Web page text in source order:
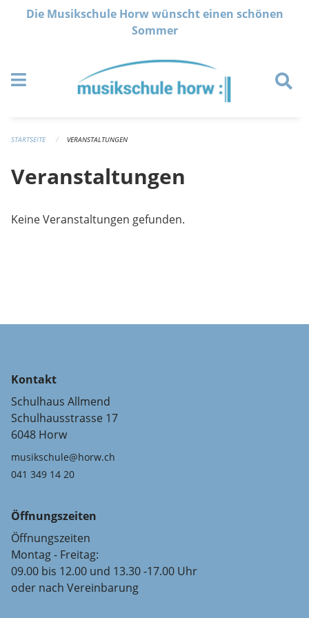
Navigation überspringen
Die Musikschule Horw wünscht einen schönen
Sommer
STARTSEITE VERANSTALTUNGEN
Veranstaltungen
Keine Veranstaltungen gefunden.
Kontakt
Schulhaus Allmend
Schulhausstrasse 17
6048 Horw
musikschule@horw.ch
041 349 14 20
Öffnungszeiten
Öffnungszeiten
Montag - Freitag:
09.00 bis 12.00 und 13.30 -17.00 Uhr
oder nach Vereinbarung